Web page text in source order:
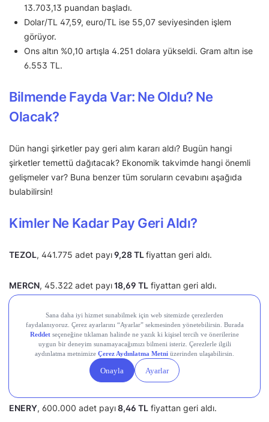
13.703,13 puandan başladı.
Dolar/TL 47,59, euro/TL ise 55,07 seviyesinden işlem
görüyor.
Ons altın %0,10 artışla 4.251 dolara yükseldi. Gram altın ise
6.553 TL.
Bilmende Fayda Var: Ne Oldu? Ne
Olacak?
Dün hangi şirketler pay geri alım kararı aldı? Bugün hangi
şirketler temettü dağıtacak? Ekonomik takvimde hangi önemli
gelişmeler var? Buna benzer tüm soruların cevabını aşağıda
bulabilirsin!
Kimler Ne Kadar Pay Geri Aldı?
TEZOL, 441.775 adet payı9,28 TLfiyattan geri aldı.
MERCN, 45.322 adet payı18,69 TL fiyattan geri aldı.
, 300.000 adet payı5,64 TLfiyattan geri aldı.
AHGAZ, 227.463 adet payı31,90 TLfiyattan geri aldı.
, 150.000 adet payı 18,57 TL fiyattan geri aldı.
ENERY, 600.000 adet payı8,46 TL fiyattan geri aldı.